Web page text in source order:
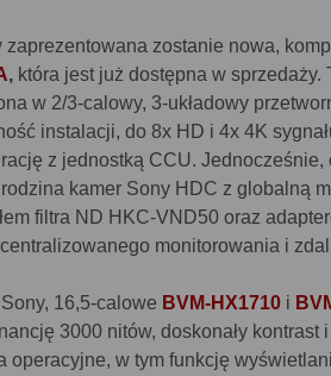
zostanie nowa,
, która jest już dostępna w sprzedaży.
w 2/3-calowy, 3-układowy
instalacji, do 8x HD i 4x 4K
z jednostką CCU. Jednocześnie,
kamer Sony HDC z globalną
filtra ND HKC-VND50 oraz
monitorowania i
16,5-calowe BVM-HX1710 i
3000 nitów, doskonały kontrast i
operacyjne, w tym funkcję